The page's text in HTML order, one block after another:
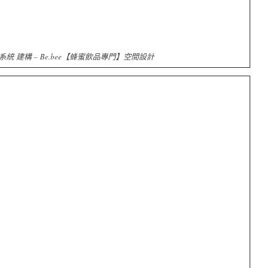
統 建構 – Be.bee【蜂蜜飲品專門】空間設計